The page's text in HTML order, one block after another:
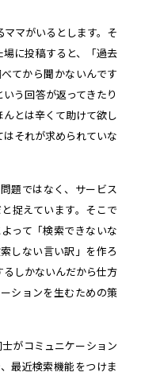
マがいるとします。そ
場に投稿すると、「過去
てから聞かないんです
う回答が返ってきたり
んとは辛くて助けて欲し
それが求められていな
題ではなく、サービス
捉えています。そこで
って「検索できないな
しない言い訳」を作ろ
るしかないんだから仕方
ションを生むための策
がコミュニケーション
最近検索機能をつけま